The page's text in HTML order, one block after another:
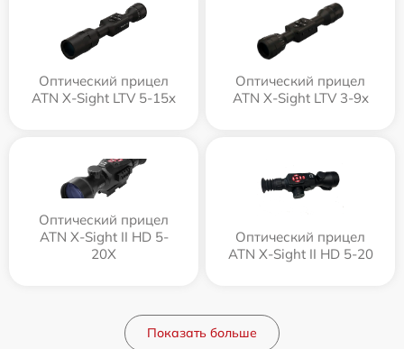
Оптический прицел
ATN X-Sight LTV 5-15x
Оптический прицел
ATN X-Sight LTV 3-9x
Оптический прицел
ATN X-Sight II HD 5-
20X
Оптический прицел
ATN X-Sight II HD 5-20
Показать больше